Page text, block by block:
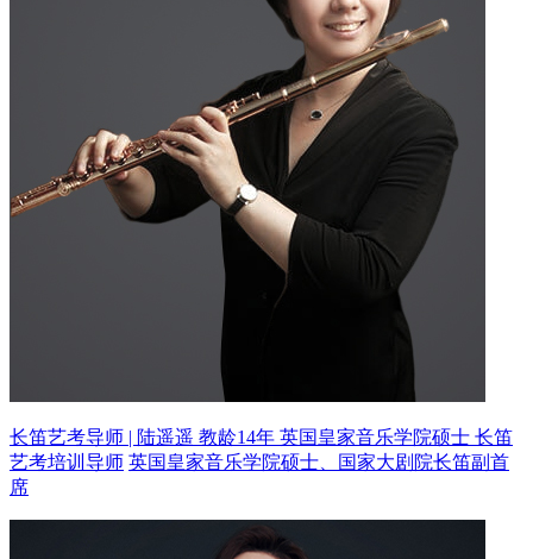
长笛艺考导师 | 陆遥遥 教龄14年 英国皇家音乐学院硕士 长笛
艺考培训导师 英国皇家音乐学院硕士、国家大剧院长笛副首
席